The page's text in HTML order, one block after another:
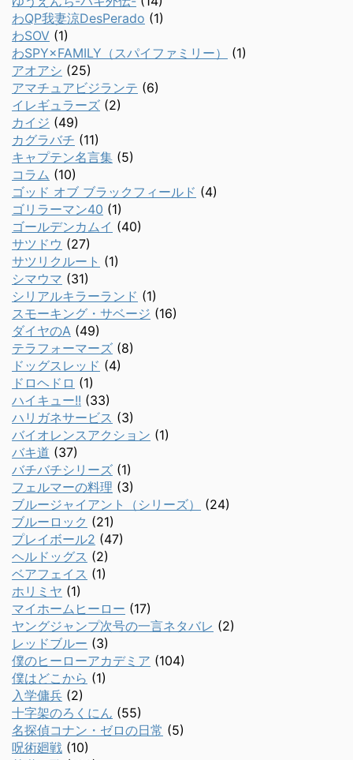
わQP我妻涼DesPerado (1)
わSOV (1)
わSPY×FAMILY（スパイファミリー）
(1)
アオアシ (25)
アマチュアビジランテ (6)
イレギュラーズ (2)
カイジ (49)
カグラバチ (11)
キャプテン名言集 (5)
コラム (10)
ゴッド オブ ブラックフィールド (4)
ゴリラーマン40 (1)
ゴールデンカムイ (40)
サツドウ (27)
サツリクルート (1)
シマウマ (31)
シリアルキラーランド (1)
スモーキング・サベージ (16)
ダイヤのA (49)
テラフォーマーズ (8)
ドッグスレッド (4)
ドロヘドロ (1)
ハイキュー!! (33)
ハリガネサービス (3)
バイオレンスアクション (1)
バキ道 (37)
バチバチシリーズ (1)
フェルマーの料理 (3)
ブルージャイアント（シリーズ）
(24)
ブルーロック (21)
プレイボール2 (47)
ヘルドッグス (2)
ベアフェイス (1)
ホリミヤ (1)
マイホームヒーロー (17)
ヤングジャンプ次号の一言ネタバレ (2)
レッドブルー (3)
僕のヒーローアカデミア (104)
僕はどこから (1)
入学傭兵 (2)
十字架のろくにん (55)
名探偵コナン・ゼロの日常 (5)
呪術廻戦 (10)